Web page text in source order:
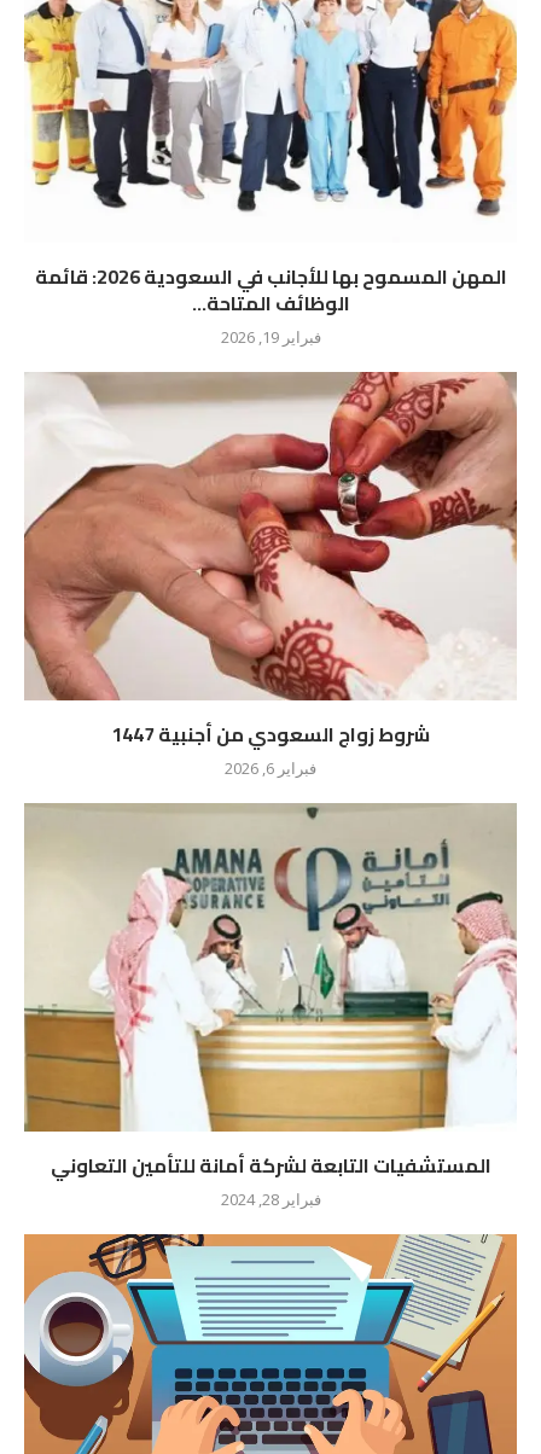
المهن المسموح بها للأجانب في السعودية 2026: قائمة
الوظائف المتاحة...
فبراير 19, 2026
شروط زواج السعودي من أجنبية 1447
فبراير 6, 2026
المستشفيات التابعة لشركة أمانة للتأمين التعاوني
فبراير 28, 2024